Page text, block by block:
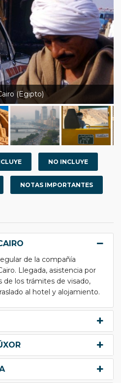
(Egipto)
NO INCLUYE
NOTAS IMPORTANTES
de la compañía
Llegada, asistencia por
de los trámites de visado,
al hotel y alojamiento.